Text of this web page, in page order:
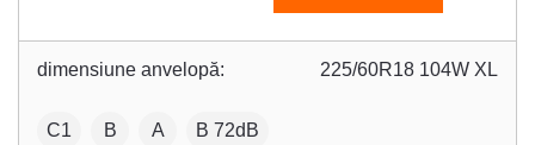
dimensiune anvelopă: 225/60R18 104W XL
:C1 Fuel efficiency:
B Wet grip:
A :B 72dB